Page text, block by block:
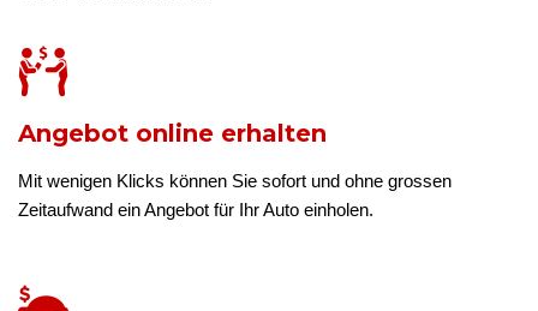
Angebot online erhalten
Mit wenigen Klicks können Sie sofort und ohne grossen
Zeitaufwand ein Angebot für Ihr Auto einholen.